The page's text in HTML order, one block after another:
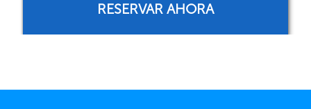
CONSULTA TARIFA